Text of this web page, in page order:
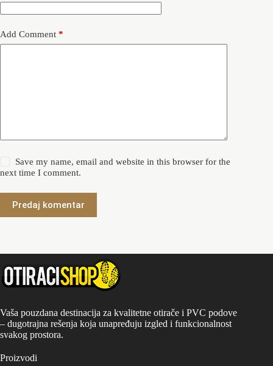
Add Comment *
Save my name, email and website in this browser for the
next time I comment.
Predaj komentar
Vaša pouzdana destinacija za kvalitetne otirače i PVC podove
– dugotrajna rešenja koja unapređuju izgled i funkcionalnost
svakog prostora.
Proizvodi